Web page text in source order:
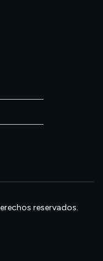
reservados.